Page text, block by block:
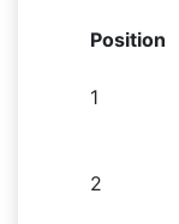
Position
1
2